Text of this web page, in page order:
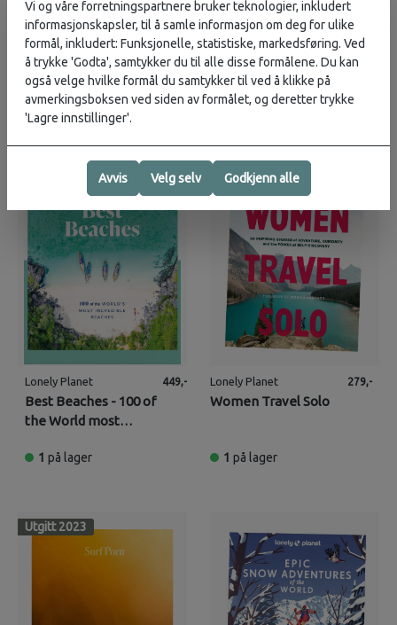
Lonely Planet
Your Trip Starts Here
399,-
2på lager
Lonely Planet
The Digital Nomad
Handbook
219,-
2 på lager
Lonely Planet
Best Beaches - 100 of
the World most
449,-
1 på lager
Mai 2025
Lonely Planet
Women Travel Solo
279,-
1 på lager
Utgitt 2023
Vi og våre forretningspartnere bruker teknologier, inkludert
informasjonskapsler, til å samle informasjon om deg for ulike
formål, inkludert: Funksjonelle, statistiske, markedsføring. Ved
å trykke 'Godta', samtykker du til alle disse formålene. Du kan
også velge hvilke formål du samtykker til ved å klikke på
avmerkingsboksen ved siden av formålet, og deretter trykke
'Lagre innstillinger'.
Avvis Velg selv Godkjenn alle